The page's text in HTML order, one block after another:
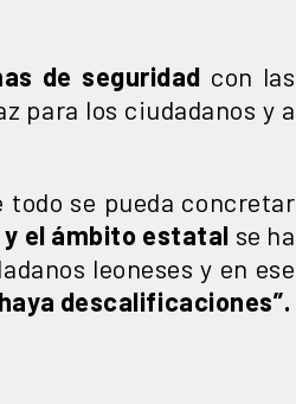
de seguridad con las
para los ciudadanos y a
todo se pueda concretar
el ámbito estatal se ha
leoneses y en ese
descalificaciones”.